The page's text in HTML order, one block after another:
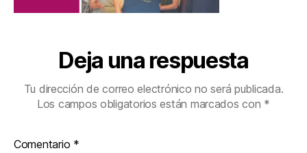
Deja una respuesta
Tu dirección de correo electrónico no será publicada.
Los campos obligatorios están marcados con *
Comentario *